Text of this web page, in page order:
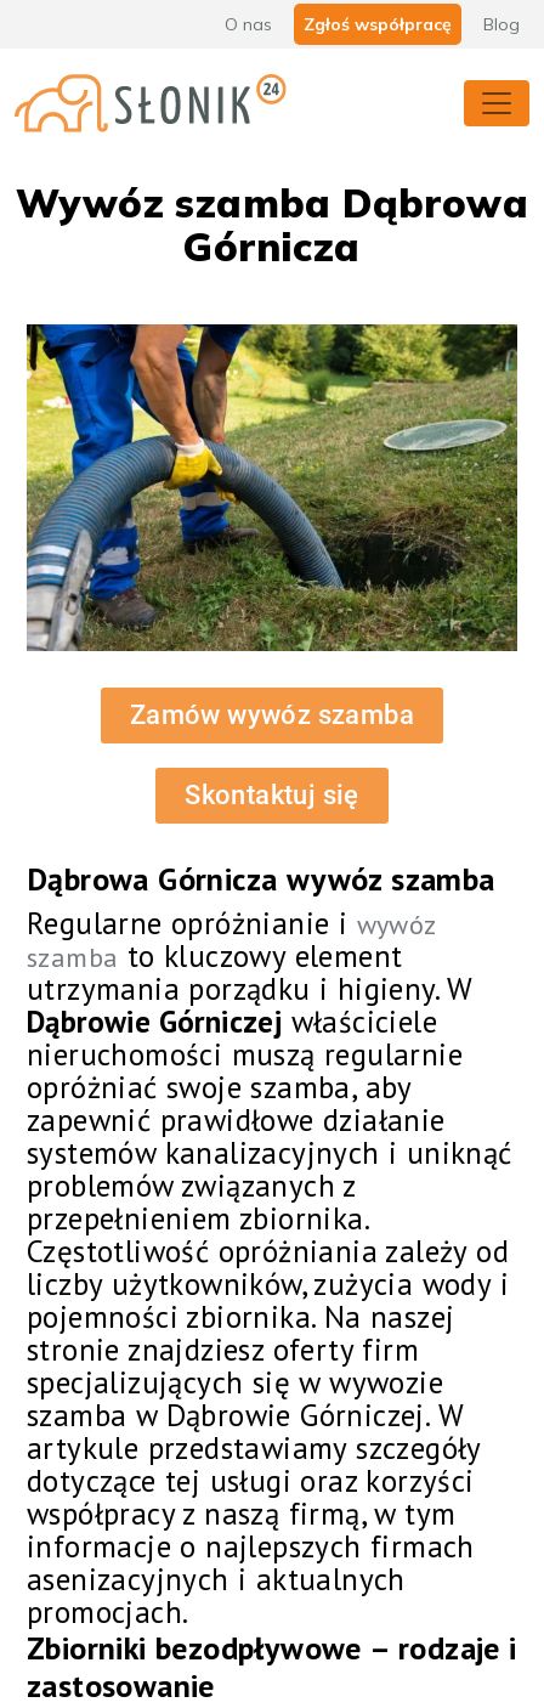
O nas Zgłoś współpracę Blog
Wywóz szamba Dąbrowa
Górnicza
Zamów wywóz szamba
Skontaktuj się
Dąbrowa Górnicza wywóz szamba
Regularne opróżnianie i wywóz
szamba to kluczowy element
utrzymania porządku i higieny. W
Dąbrowie Górniczej właściciele
nieruchomości muszą regularnie
opróżniać swoje szamba, aby
zapewnić prawidłowe działanie
systemów kanalizacyjnych i uniknąć
problemów związanych z
przepełnieniem zbiornika.
Częstotliwość opróżniania zależy od
liczby użytkowników, zużycia wody i
pojemności zbiornika. Na naszej
stronie znajdziesz oferty firm
specjalizujących się w wywozie
szamba w Dąbrowie Górniczej. W
artykule przedstawiamy szczegóły
dotyczące tej usługi oraz korzyści
współpracy z naszą firmą, w tym
informacje o najlepszych firmach
asenizacyjnych i aktualnych
promocjach.
Zbiorniki bezodpływowe – rodzaje i
zastosowanie